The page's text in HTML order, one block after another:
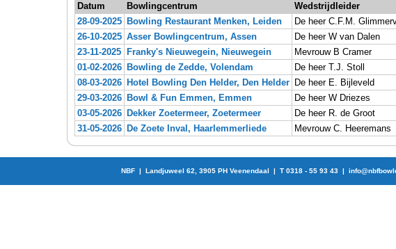
Datum
Bowlingcentrum
Wedstrijdleider
28-09-2025
Bowling Restaurant Menken, Leiden
De heer C.F.M.
26-10-2025 Asser Bowlingcentrum, Assen
De heer W van Dalen
23-11-2025
Franky's Nieuwegein, Nieuwegein
Mevrouw B Cramer
01-02-2026
Bowling de Zedde, Volendam
De heer T.J. Stoll
08-03-2026
Hotel Bowling Den Helder, Den Helder
De heer E. Bijleveld
29-03-2026
Bowl & Fun Emmen, Emmen
De heer W Driezes
03-05-2026
Dekker Zoetermeer, Zoetermeer
De heer R. de Groot
31-05-2026
De Zoete Inval, Haarlemmerliede Mevrouw C. Heeremans
NBF | Landjuweel 62, 3905 PH Veenendaal | T 0318 - 55 93 43 |